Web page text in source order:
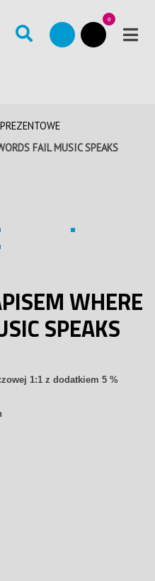
0
FAIL MUSIC SPEAKS
WHERE
SPEAKS
1:1 z dodatkiem 5 %